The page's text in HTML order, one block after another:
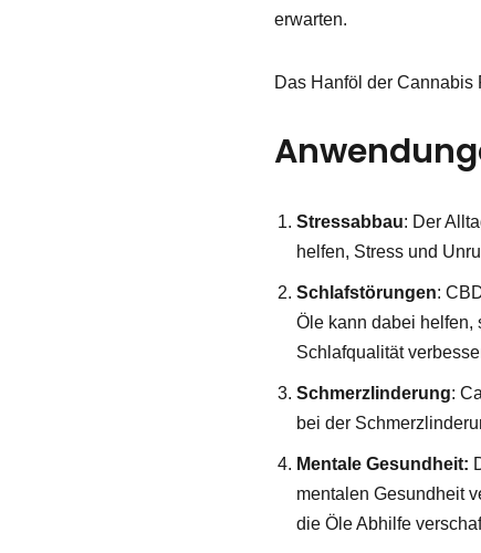
erwarten.
Das Hanföl der
Stressabbau: Der
helfen, Stress und
Schlafstörungen:
Öle kann dabei
Schlafqualität
Schmerzlinderung:
bei der
Mentale Gesundheit:
mentalen Gesundheit
die Öle Abhilfe